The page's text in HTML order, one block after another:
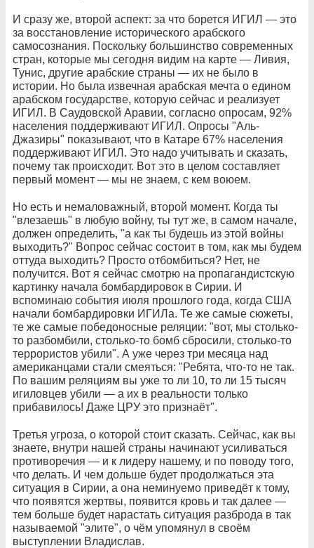
И сразу же, второй аспект: за что борется ИГИЛ — это
за восстановление исторического арабского
самосознания. Поскольку большинство современных
стран, которые мы сегодня видим на карте — Ливия,
Тунис, другие арабские страны — их не было в
истории. Но была извечная арабская мечта о едином
арабском государстве, которую сейчас и реализует
ИГИЛ. В Саудовской Аравии, согласно опросам, 92%
населения поддерживают ИГИЛ. Опросы "Аль-
Джазиры" показывают, что в Катаре 67% населения
поддерживают ИГИЛ. Это надо учитывать и сказать,
почему так происходит. Вот это в целом составляет
первый момент — мы не знаем, с кем воюем.
Но есть и немаловажный, второй момент. Когда ты
"влезаешь" в любую войну, ты тут же, в самом начале,
должен определить, "а как ты будешь из этой войны
выходить?" Вопрос сейчас состоит в том, как мы будем
оттуда выходить? Просто отбомбиться? Нет, не
получится. Вот я сейчас смотрю на пропагандистскую
картинку начала бомбардировок в Сирии. И
вспоминаю события июля прошлого года, когда США
начали бомбардировки ИГИЛа. Те же самые сюжеты,
те же самые победоносные реляции: "вот, мы столько-
то разбомбили, столько-то бомб сбросили, столько-то
террористов убили". А уже через три месяца над
американцами стали смеяться: "Ребята, что-то не так.
По вашим реляциям вы уже то ли 10, то ли 15 тысяч
игиловцев убили — а их в реальности только
прибавилось! Даже ЦРУ это признаёт".
Третья угроза, о которой стоит сказать. Сейчас, как вы
знаете, внутри нашей страны начинают усиливаться
противоречия — и к лидеру нашему, и по поводу того,
что делать. И чем дольше будет продолжаться эта
ситуация в Сирии, а она неминуемо приведёт к тому,
что появятся жертвы, появится кровь и так далее —
тем больше будет нарастать ситуация разброда в так
называемой "элите", о чём упомянул в своём
выступлении Владислав.